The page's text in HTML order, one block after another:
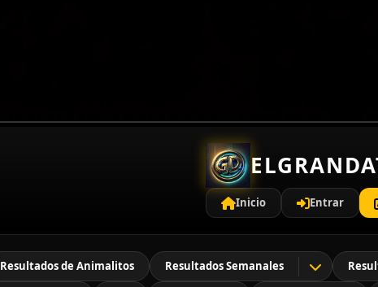
Inicio Entrar
Resultados de Animalitos Resultados Semanales